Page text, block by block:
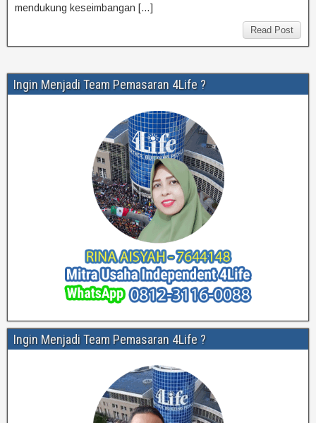
mendukung keseimbangan […]
Read Post
Ingin Menjadi Team Pemasaran 4Life ?
Ingin Menjadi Team Pemasaran 4Life ?